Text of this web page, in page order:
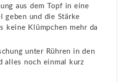
aus dem Topf in eine
geben und die Stärke
keine Klümpchen mehr da
unter Rühren in den
alles noch einmal kurz